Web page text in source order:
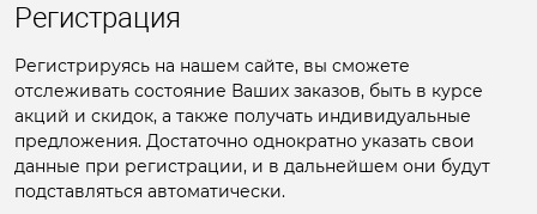
Регистрация
Регистрируясь на нашем сайте, вы сможете
отслеживать состояние Ваших заказов, быть в курсе
акций и скидок, а также получать индивидуальные
предложения. Достаточно однократно указать свои
данные при регистрации, и в дальнейшем они будут
подставляться автоматически.